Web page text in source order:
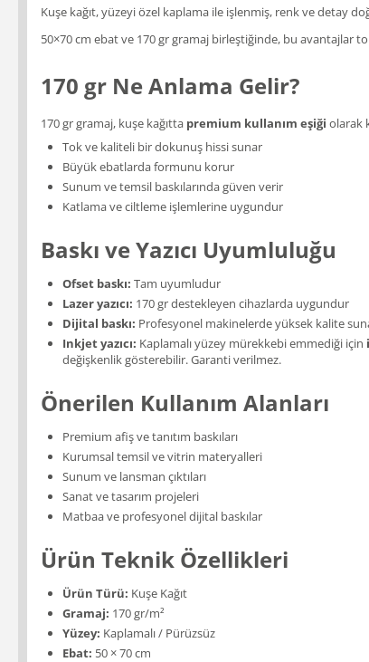
Kuşe kağıt, yüzeyi özel kaplama ile işlenmiş, renk ve detay
50×70 cm ebat ve 170 gr gramaj birleştiğinde, bu avantajlar
170 gr Ne Anlama Gelir?
170 gr gramaj, kuşe kağıtta premium kullanım eşiği olarak
Tok ve kaliteli bir dokunuş hissi sunar
Büyük ebatlarda formunu korur
Sunum ve temsil baskılarında güven verir
Katlama ve ciltleme işlemlerine uygundur
Baskı ve Yazıcı Uyumluluğu
Ofset baskı: Tam uyumludur
Lazer yazıcı: 170 gr destekleyen cihazlarda uygundur
Dijital baskı: Profesyonel makinelerde yüksek kalite
Inkjet yazıcı: Kaplamalı yüzey mürekkebi emmediği için
değişkenlik gösterebilir. Garanti verilmez.
Önerilen Kullanım Alanları
Premium afiş ve tanıtım baskıları
Kurumsal temsil ve vitrin materyalleri
Sunum ve lansman çıktıları
Sanat ve tasarım projeleri
Matbaa ve profesyonel dijital baskılar
Ürün Teknik Özellikleri
Ürün Türü: Kuşe Kağıt
Gramaj: 170 gr/m²
Yüzey: Kaplamalı / Pürüzsüz
Ebat: 50 × 70 cm